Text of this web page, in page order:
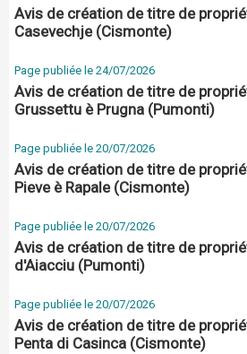
Avis de création de titre de
Casevechje (Cismonte)
Page publiée le 24/07/2026
Avis de création de titre de
Grussettu è Prugna (Pumonti)
Page publiée le 20/07/2026
Avis de création de titre de
Pieve è Rapale (Cismonte)
Page publiée le 20/07/2026
Avis de création de titre de
d'Aiacciu (Pumonti)
Page publiée le 20/07/2026
Avis de création de titre de
Penta di Casinca (Cismonte)